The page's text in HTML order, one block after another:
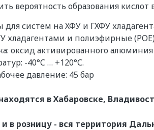
вероятность образования
систем на ХФУ и ГХФУ
хладагентами и полиэфирные
оксид активированного
-40°C … +120°С.
давление: 45 бар
в Хабаровске,
в розницу - вся территория